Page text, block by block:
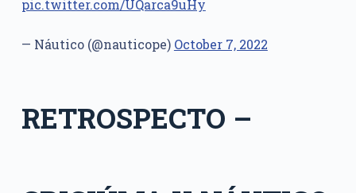
pic.twitter.com/UQarca9uHy
— Náutico (@nauticope) October 7, 2022
RETROSPECTO –